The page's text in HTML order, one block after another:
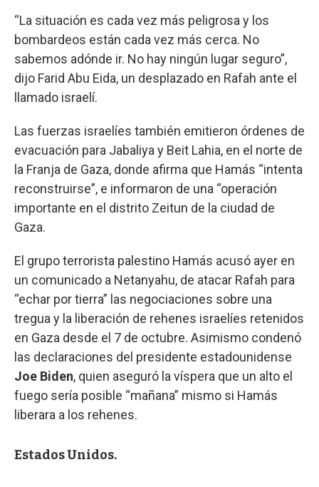
“La situación es cada vez más peligrosa y los
bombardeos están cada vez más cerca. No
sabemos adónde ir. No hay ningún lugar seguro”,
dijo Farid Abu Eida, un desplazado en Rafah ante el
llamado israelí.
Las fuerzas israelíes también emitieron órdenes de
evacuación para Jabaliya y Beit Lahia, en el norte de
la Franja de Gaza, donde afirma que Hamás “intenta
reconstruirse”, e informaron de una “operación
importante en el distrito Zeitun de la ciudad de
Gaza.
El grupo terrorista palestino Hamás acusó ayer en
un comunicado a Netanyahu, de atacar Rafah para
“echar por tierra” las negociaciones sobre una
tregua y la liberación de rehenes israelíes retenidos
en Gaza desde el 7 de octubre. Asimismo condenó
las declaraciones del presidente estadounidense
Joe Biden, quien aseguró la víspera que un alto el
fuego sería posible “mañana” mismo si Hamás
liberara a los rehenes.
Estados Unidos.